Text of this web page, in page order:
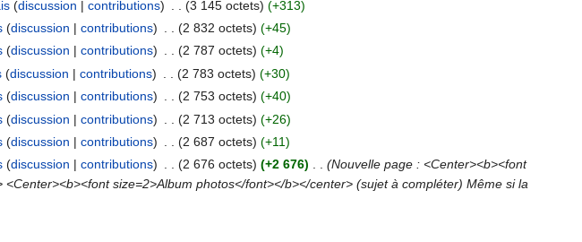
(discussion | contributions) (3 145 octets) (+313)
(discussion | contributions) (2 832 octets) (+45)
(discussion | contributions) . . (2 787 octets) (+4)
(discussion | contributions) (2 783 octets) (+30)
(discussion | contributions) . . (2 753 octets) (+40)
(discussion | contributions) (2 713 octets) (+26)
(discussion | contributions) (2 687 octets) (+11)
(discussion | contributions) . . (2 676 octets) (+2 676) . . (Nouvelle page : <Center><b><font
size=2>Album photos</font></b></center> (sujet à compléter) Même si la